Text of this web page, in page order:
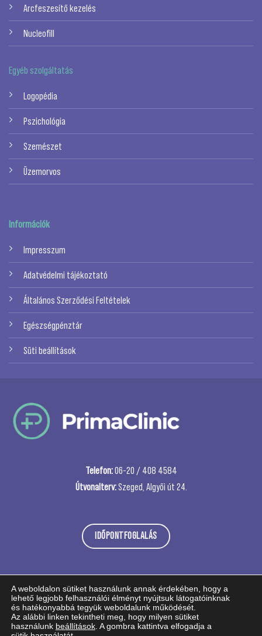
Arcfeszesítő kezelés
Nucleofill
Egyéb szolgáltatás
Logopédia
Pszichológia
Szemészet
Üzemorvos
Információk
Impresszum
Adatvédelmi tájékoztató
Általános Szerződési Feltételek
Egészségpénztár
Süti beállítások
Telefon:06-20 / 408 4584
Útvonalterv:Szeged, Algyői út 24.
IDŐPONTFOGLALÁS
A weboldalon sütiket használunk annak érdekében, hogy a
lehető legjobb felhasználói élményt nyújtsuk látogatóinknak
és hatékonyabbá tegyük weboldalunk működését.
Az alábbi linken tekintheti meg, hogy milyen sütiket
használunk beállítások . A gombra kattintva elfogadja a